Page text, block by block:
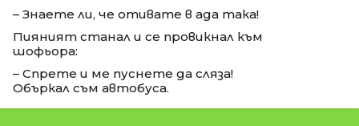
– Знаете ли, че отивате в ада така!
Пияният станал и се провикнал към
шофьора:
– Спрете и ме пуснете да сляза!
Объркал съм автобуса.